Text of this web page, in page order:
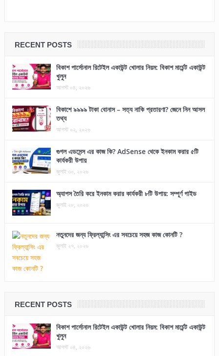
RECENT POSTS
বিকাশ পার্সোনাল রিটেইল একাউন্ট খোলার নিয়ম: বিকাশ মার্চেন্ট একাউন্ট
খুলুন
আগস্ট ০৪, ২০২৬
বিকাশে ৯৯৯৯ টাকা বোনাস – সত্য নাকি প্রতারণা? জেনে নিন আসল
তথ্য
আগস্ট ০২, ২০২৬
গুগল এডসেন্স এর কাজ কি? AdSense থেকে ইনকাম করার ৫টি
কার্যকরী উপায়
জুলাই ৩০, ২০২৬
অ্যাপস তৈরি করে ইনকাম করার কার্যকরী ৮টি উপায়: সম্পূর্ণ গাইড
জুলাই ২৮, ২০২৬
নতুনদের জন্য ফ্রিল্যান্সিং এর সবচেয়ে সহজ কাজ কোনটি ?
জুলাই ২৭, ২০২৬
RECENT POSTS
বিকাশ পার্সোনাল রিটেইল একাউন্ট খোলার নিয়ম: বিকাশ মার্চেন্ট একাউন্ট
খুলুন
আগস্ট ০৪, ২০২৬